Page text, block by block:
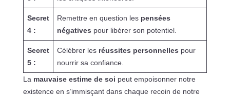
Secret
4 :
Remettre en question les pensées
négatives pour libérer son potentiel.
Secret
5 :
Célébrer les réussites personnelles pour
nourrir sa confiance.
La mauvaise estime de soi peut empoisonner notre
existence en s’immisçant dans chaque recoin de notre